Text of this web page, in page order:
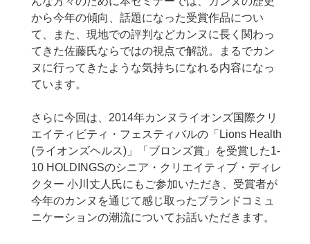
から今年の傾向、話題になった受賞作品につい
て、また、現地での評判などカンヌに長く関わっ
てきた佐藤氏ならではの視点で解説。まるでカン
ヌに行ってきたような気持ちになれる内容になっ
ています。
さらに今回は、2014年カンヌライオンズ国際クリ
エイティビティ・フェスティバルの「Lions Health
(ライオンズヘルス)」「ブロンズ賞」を受賞した1-
10 HOLDINGSのシニア・クリエイティブ・ディレ
クター 小川丈人氏にもご参加いただき、受賞者が
今年のカンヌを通じて感じ取ったブランドコミュ
ニケーションの潮流についてお話いただきます。